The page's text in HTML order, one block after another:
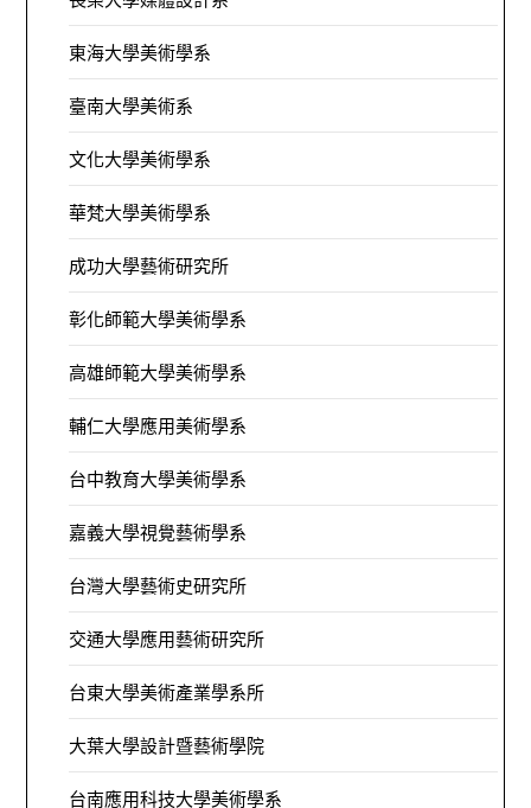
東海大學美術學系
臺南大學美術系
文化大學美術學系
華梵大學美術學系
成功大學藝術研究所
彰化師範大學美術學系
高雄師範大學美術學系
輔仁大學應用美術學系
台中教育大學美術學系
嘉義大學視覺藝術學系
台灣大學藝術史研究所
交通大學應用藝術研究所
台東大學美術產業學系所
大葉大學設計暨藝術學院
台南應用科技大學美術學系